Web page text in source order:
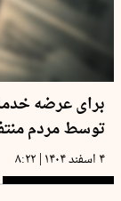
برای عرضه
توسط مردم
۴ اسفند ۱۴۰۴ | ۸:۲۲